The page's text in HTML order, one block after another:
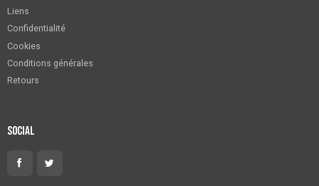
Liens
Confidentialité
Cookies
Conditions générales
Retours
Social